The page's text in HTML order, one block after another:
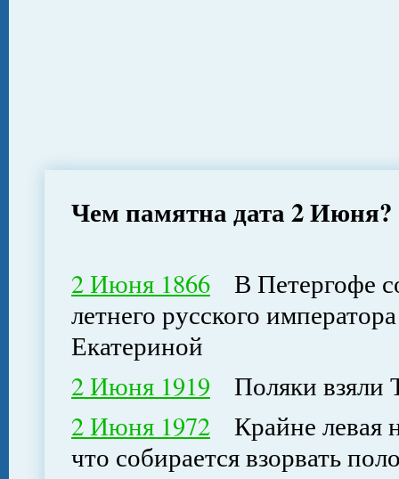
Чем памятна дата 2 Июня?
2 Июня 1866 В Петергофе
летнего русского
Екатериной
2 Июня 1919 Поляки взяли
2 Июня 1972 Крайне левая
что собирается взорвать